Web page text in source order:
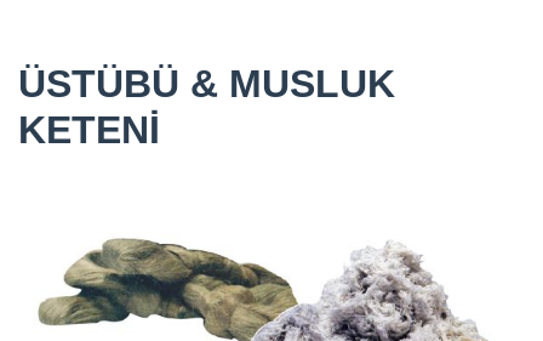
ÜSTÜBÜ & MUSLUK
KETENİ